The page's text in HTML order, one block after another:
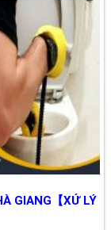
GIANG【XỬ LÝ